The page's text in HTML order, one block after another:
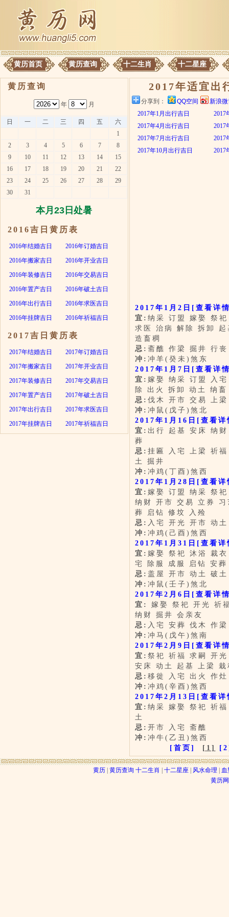
黄历首页 黄历查询 十二生肖 十二星座
黄历查询
年 月
日 一 二 三 四 五
六
1
2
3 4 5 6 7
8
9
10 11 12 13 14
15
16
17 18 19 20 21
22
23
24 25 26 27 28
29
30
31
本月23日处暑
2016吉日黄历表
2016年结婚吉日
2016年订婚吉日
2016年搬家吉日
2016年开业吉日
2016年装修吉日
2016年交易吉日
2016年置产吉日
2016年破土吉日
2016年出行吉日
2016年求医吉日
2016年挂牌吉日
2016年祈福吉日
2017吉日黄历表
2017年结婚吉日
2017年订婚吉日
2017年搬家吉日
2017年开业吉日
2017年装修吉日
2017年交易吉日
2017年置产吉日
2017年破土吉日
2017年出行吉日
2017年求医吉日
2017年挂牌吉日
2017年祈福吉日
2017年适宜出
分享到： QQ空间
新浪
2017年1月出行吉日
2017
2017年4月出行吉日
2017
2017年7月出行吉日
2017
2017年10月出行吉日
2017
2017年1月2日 [查看详
宜: 纳采 订盟 嫁娶 祭
求医 治病 解除 拆卸
造畜稠
忌: 斋醮 作梁 掘井 行
冲: 冲羊(癸未)煞东
2017年1月7日 [查看详
宜: 嫁娶 纳采 订盟 入
除 出火 拆卸 动土 纳
忌: 伐木 开市 交易 上
冲: 冲鼠(戊子)煞北
2017年1月16日 [查看
宜: 出行 起基 安床 纳
葬
忌: 挂匾 入宅 上梁 祈
土 掘井
冲: 冲鸡(丁酉)煞西
2017年1月28日 [查看
宜: 嫁娶 订盟 纳采 祭
纳财 开市 交易 立券
葬 启钻 修坟 入殓
忌: 入宅 开光 开市 动土
冲: 冲鸡(己酉)煞西
2017年1月31日 [查看
宜: 嫁娶 祭祀 沐浴 裁
宅 除服 成服 启钻 安
忌: 盖屋 开市 动土 破土
冲: 冲鼠(壬子)煞北
2017年2月6日 [查看详
宜:
嫁娶 祭祀 开光 祈
纳财 掘井 会亲友
忌: 入宅 安葬 伐木 作
冲: 冲马(戊午)煞南
2017年2月9日 [查看详
宜: 祭祀 祈福 求嗣 开
安床 动土 起基 上梁
忌: 移徙 入宅 出火 作
冲: 冲鸡(辛酉)煞西
2017年2月13日 [查看
宜: 纳采 嫁娶 祭祀 祈
土
忌: 开市 入宅 斋醮
冲: 冲牛(乙丑)煞西
[首页]
[1]
黄历 黄历查询 十二生肖 十二星座 风水命理
血
黄历网